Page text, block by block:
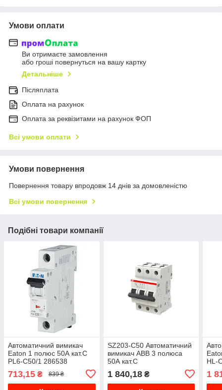
Умови оплати
Ви отримаєте замовлення
або гроші повернуться на вашу картку
Детальніше
Післяплата
Оплата на рахунок
Оплата за реквізитами на рахунок ФОП
Всі умови оплати
Умови повернення
Повернення товару впродовж 14 днів за домовленістю
Всі умови повернення
Подібні товари компанії
Автоматичний вимикач
Eaton 1 полюс 50А кат.C
PL6-C50/1 286538
713,15 ₴ 839 ₴
SZ203-C50 Автоматичний
вимикач ABB 3 полюса
50А кат.C
1 840,18₴
HL-
1